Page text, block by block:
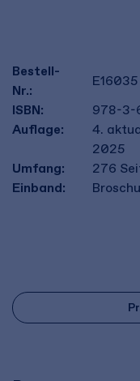
Bestell-
Nr.:
E16035
ISBN:
978-3-
Auflage:
4.
2025
Umfang:
276
Einband: